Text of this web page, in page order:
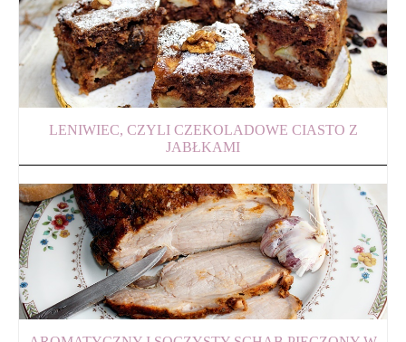
LENIWIEC, CZYLI CZEKOLADOWE CIASTO Z
JABŁKAMI